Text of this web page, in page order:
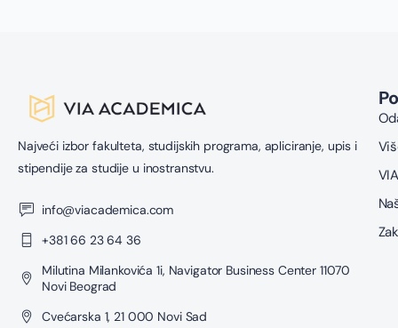
Najveći izbor fakulteta, studijskih programa, apliciranje, upis i
stipendije za studije u inostranstvu.
info@viacademica.com
+381 66 23 64 36
Milutina Milankovića 1i, Navigator Business Center 11070
Novi Beograd
Cvećarska 1, 21 000 Novi Sad